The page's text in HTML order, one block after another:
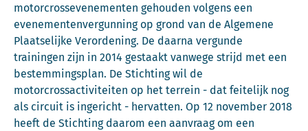
motorcrossevenementen gehouden volgens een
evenementenvergunning op grond van de Algemene
Plaatselijke Verordening. De daarna vergunde
trainingen zijn in 2014 gestaakt vanwege strijd met een
bestemmingsplan. De Stichting wil de
motorcrossactiviteiten op het terrein - dat feitelijk nog
als circuit is ingericht - hervatten. Op 12 november 2018
heeft de Stichting daarom een aanvraag om een